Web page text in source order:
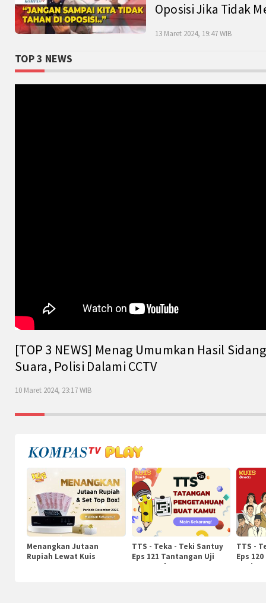
Oposisi Jika Tidak
13 Maret 2024, 19:47 WIB
TOP 3 NEWS
[TOP 3 NEWS] Menag Umumkan Hasil
Suara, Polisi Dalami CCTV
10 Maret 2024, 23:17 WIB
Menangkan Jutaan
Rupiah Lewat Kuis
TTS - Teka - Teki Santuy
Eps 121 Tantangan Uji
Pengetahuan
TTS -
Eps